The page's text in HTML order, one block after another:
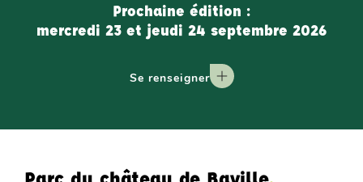
Prochaine édition :
mercredi 23 et jeudi 24 septembre 2026
Se renseigner